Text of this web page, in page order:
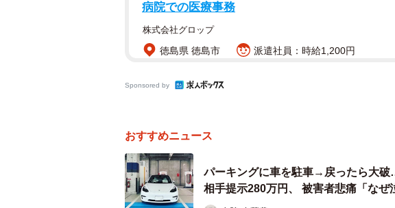
ー記名本人以外の者が定期券を使用する行為は、ど
記名本人以外の者が定期券を使用する行為は、各鉄道
とえ家族間であっても貸し借りすることは認められて
の運賃を支払わずに乗車する行為として「鉄道営業法
さらに、鉄道会社を欺いて不正に運送サービスという
欺罪（刑法第246条）」に問われる可能性も否定でき
病院での医療事務
株式会社グロップ
徳島県 徳島市 派遣社員：時給1,200円
Sponsored by
おすすめニュース
パーキングに車を駐車→戻ったら大
相手提示280万円、 被害者悲痛「なぜ